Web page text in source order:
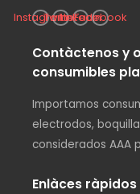
Instagram
TwitterLinkedin
Facebook
Contàctenos y
consumibles
Importamos
electrodos,
considerados AAA
Enlàces ràpidos